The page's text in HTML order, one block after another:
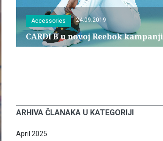
Accessories 24.09.2019
CARDI B u novoj Reebok kampanji
ARHIVA ČLANAKA U KATEGORIJI
April 2025